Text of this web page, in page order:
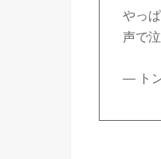
やっ
声で
— ト